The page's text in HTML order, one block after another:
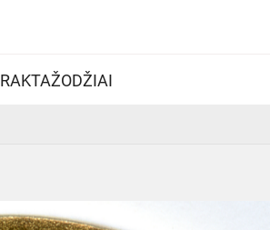
RAKTAŽODŽIAI